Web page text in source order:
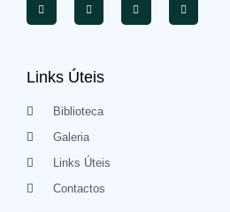
Links Úteis
Biblioteca
Galeria
Links Úteis
Contactos